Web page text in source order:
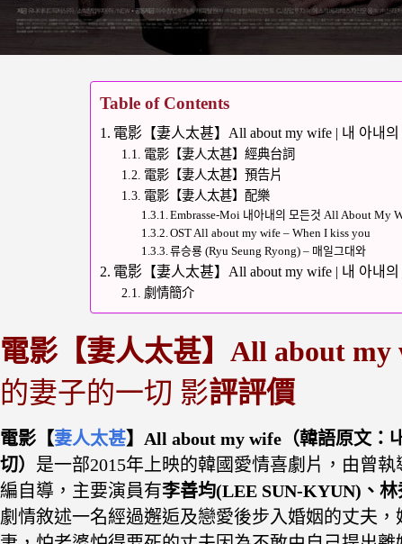
Table of Contents
電影【妻人太甚】All about my wife | 내 아내
電影【妻人太甚】經典台詞
電影【妻人太甚】預告片
電影【妻人太甚】配樂
Embrasse-Moi 내아내의 모든것 All About My
OST All about my wife – When I kiss you
류승룡 (Ryu Seung Ryong) – 매일그대와
電影【妻人太甚】All about my wife | 내 아내
劇情簡介
電影【妻人太甚】All about my
的妻子的一切 影評評價
電影【妻人太甚】All about my wife（韓語原文：
切） 是一部2015年上映的韓國愛情喜劇片，由曾執
編自導 ，主要演員有李善均(LEE SUN-KYUN)、
劇情敘述一名經過邂逅及戀愛後步入婚姻的丈夫